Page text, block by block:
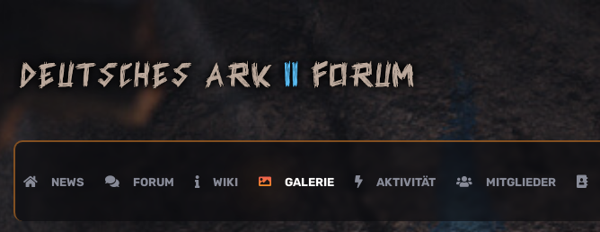
NEWS FORUM WIKI GALERIE AKTIVITÄT MITGLIEDER